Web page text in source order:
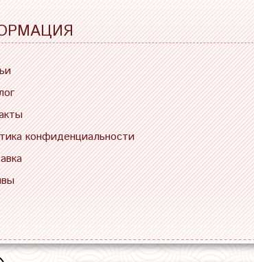
конфиденциальности